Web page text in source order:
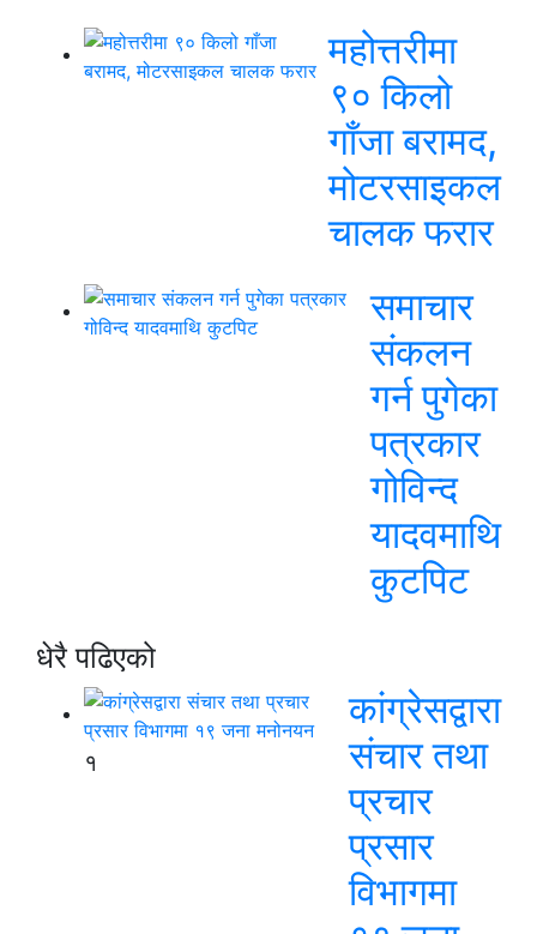
महोत्तरीमा
९० किलो
गाँजा बरामद,
मोटरसाइकल
चालक फरार
समाचार
संकलन
गर्न पुगेका
पत्रकार
गोविन्द
यादवमाथि
कुटपिट
धेरै पढिएको
१
कांग्रेसद्वारा
संचार तथा
प्रचार
प्रसार
विभागमा